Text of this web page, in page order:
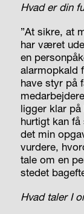
Hvad er din
”At sikre, at
har været
en
alarmopkald
have styr på
ligger klar
hurtigt kan
det min
vurdere,
tale om en
stedet
Hvad taler I